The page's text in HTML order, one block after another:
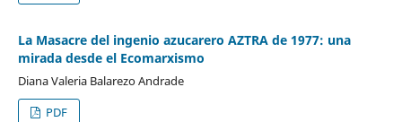
La Masacre del ingenio azucarero AZTRA de 1977: una
mirada desde el Ecomarxismo
Diana Valeria Balarezo Andrade
PDF